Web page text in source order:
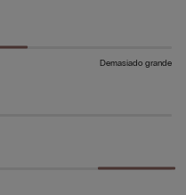
Demasiado grande